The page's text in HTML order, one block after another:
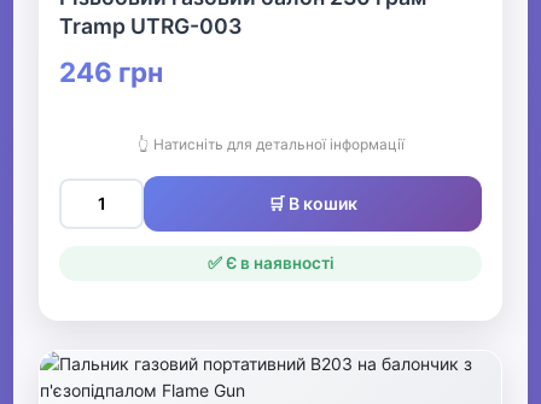
Tramp UTRG-003
246 грн
👆 Натисніть для детальної інформації
🛒 В кошик
✅ Є в наявності